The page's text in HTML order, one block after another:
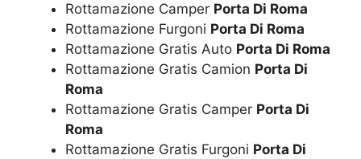
Rottamazione Camper Porta Di Roma
Rottamazione Furgoni Porta Di Roma
Rottamazione Gratis Auto Porta Di Roma
Rottamazione Gratis Camion Porta Di
Roma
Rottamazione Gratis Camper Porta Di
Roma
Rottamazione Gratis Furgoni Porta Di